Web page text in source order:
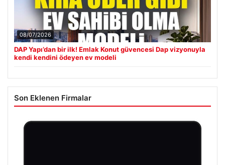
08/07/2026
DAP Yapı’dan bir ilk! Emlak Konut güvencesi Dap vizyonuyla
kendi kendini ödeyen ev modeli
Son Eklenen Firmalar